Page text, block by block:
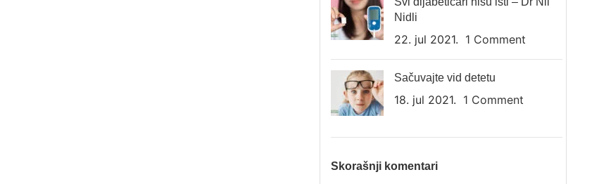
Nidli
22. jul 2021. 1 Comment
Sačuvajte vid detetu
18. jul 2021. 1 Comment
Skorašnji komentari